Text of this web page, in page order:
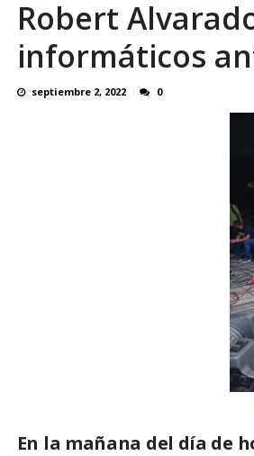
¿QUE
Robert
informáticos
septiembre 2, 2022 0
En la mañana del día de